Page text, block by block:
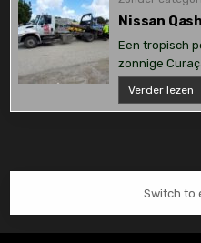
Nissan
Een tropisch
zonnige
Verder lezen
Switch to